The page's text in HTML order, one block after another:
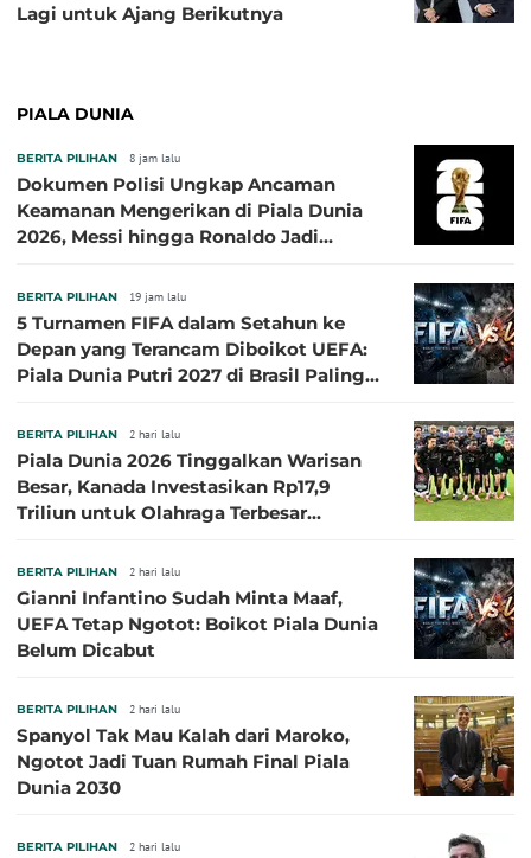
Lagi untuk Ajang Berikutnya
PIALA DUNIA
BERITA PILIHAN 8 jam lalu
Dokumen Polisi Ungkap Ancaman
Keamanan Mengerikan di Piala Dunia
2026, Messi hingga Ronaldo Jadi
BERITA PILIHAN 19 jam lalu
5 Turnamen FIFA dalam Setahun ke
Depan yang Terancam Diboikot UEFA:
Piala Dunia Putri 2027 di Brasil Paling
BERITA PILIHAN 2 hari lalu
Piala Dunia 2026 Tinggalkan Warisan
Besar, Kanada Investasikan Rp17,9
Triliun untuk Olahraga Terbesar
BERITA PILIHAN 2 hari lalu
Gianni Infantino Sudah Minta Maaf,
UEFA Tetap Ngotot: Boikot Piala Dunia
Belum Dicabut
BERITA PILIHAN 2 hari lalu
Spanyol Tak Mau Kalah dari Maroko,
Ngotot Jadi Tuan Rumah Final Piala
Dunia 2030
BERITA PILIHAN 2 hari lalu